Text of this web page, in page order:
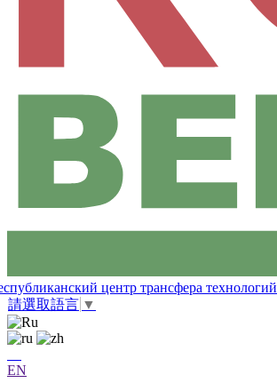
центр трансфера технологий
請選取語言 ▼
EN